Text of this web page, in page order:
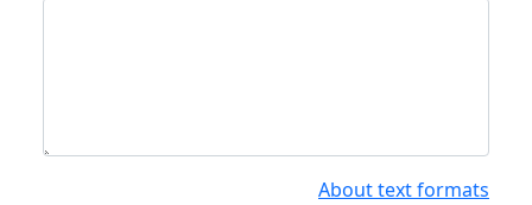
About text formats